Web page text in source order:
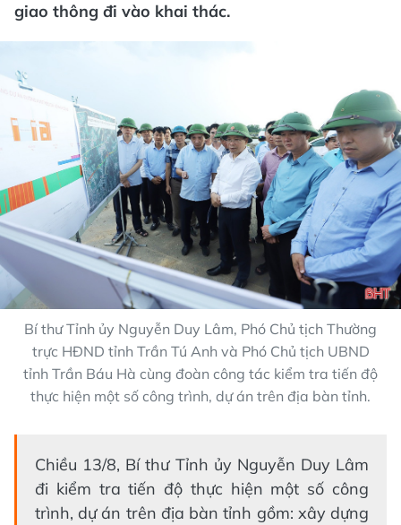
giao thông đi vào khai thác.
Bí thư Tỉnh ủy Nguyễn Duy Lâm, Phó Chủ tịch Thường
trực HĐND tỉnh Trần Tú Anh và Phó Chủ tịch UBND
tỉnh Trần Báu Hà cùng đoàn công tác kiểm tra tiến độ
thực hiện một số công trình, dự án trên địa bàn tỉnh.
Chiều 13/8, Bí thư Tỉnh ủy Nguyễn Duy Lâm
đi kiểm tra tiến độ thực hiện một số công
trình, dự án trên địa bàn tỉnh gồm: xây dựng